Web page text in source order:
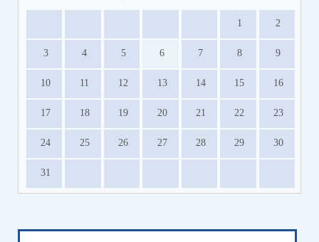
1 2
3 4 5 6 7 8 9
10 11 12 13 14 15 16
17 18 19 20 21 22 23
24 25 26 27 28 29 30
31